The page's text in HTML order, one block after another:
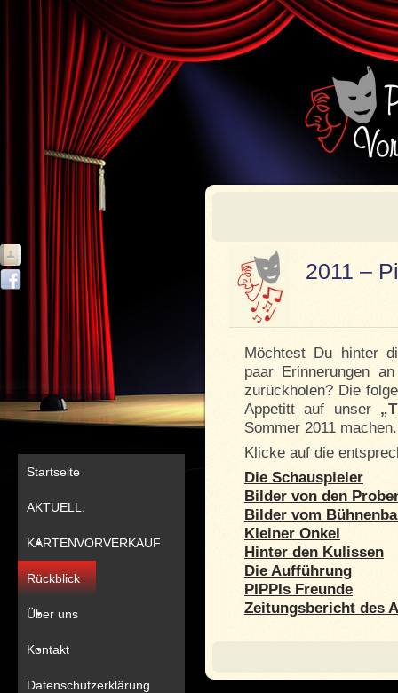
Startseite
AKTUELL:
KARTENVORVERKAUF
Rückblick
Über uns
Kontakt
Datenschutzerklärung
2011 –
Möchtest Du hinter
paar Erinnerungen
zurückholen? Die
Appetitt auf unser
Sommer 2011 machen.
Klicke auf die
Die Schauspieler
Bilder von den
Bilder vom
Kleiner Onkel
Hinter den Kulissen
Die Aufführung
PIPPIs Freunde
Zeitungsbericht des